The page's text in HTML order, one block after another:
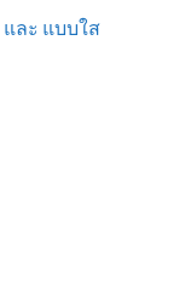
ละ แบบใส